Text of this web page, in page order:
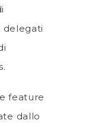
delegati
feature
dallo